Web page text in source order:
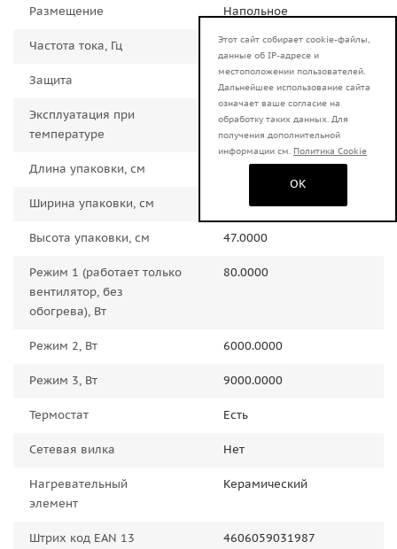
Размещение Напольное
Частота тока, Гц 50.0000
Защита
Эксплуатация при
температуре
-10 - 40 градусов
Длина упаковки, см 42.0000
Ширина упаковки, см 37.0000
Высота упаковки, см 47.0000
Режим 1 (работает только
вентилятор, без
обогрева), Вт
80.0000
Режим 2, Вт 6000.0000
Режим 3, Вт 9000.0000
Термостат Есть
Сетевая вилка Нет
Нагревательный
элемент
Керамический
Штрих код EAN 13 4606059031987
Этот сайт собирает cookie-файлы,
данные об IP-адресе и
местоположении пользователей.
Дальнейшее использование сайта
означает ваше согласие на
обработку таких данных. Для
получения дополнительной
информации см. Политика Cookie
OK